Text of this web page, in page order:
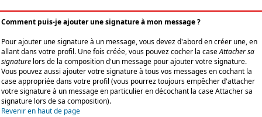
Comment puis-je ajouter une signature à mon message ?
Pour ajouter une signature à un message, vous devez d'abord en créer une, en
allant dans votre profil. Une fois créée, vous pouvez cocher la caseAttacher sa
signature lors de la composition d'un message pour ajouter votre signature.
Vous pouvez aussi ajouter votre signature à tous vos messages en cochant la
case appropriée dans votre profil (vous pourrez toujours empêcher d'attacher
votre signature à un message en particulier en décochant la case Attacher sa
signature lors de sa composition).
Revenir en haut de page